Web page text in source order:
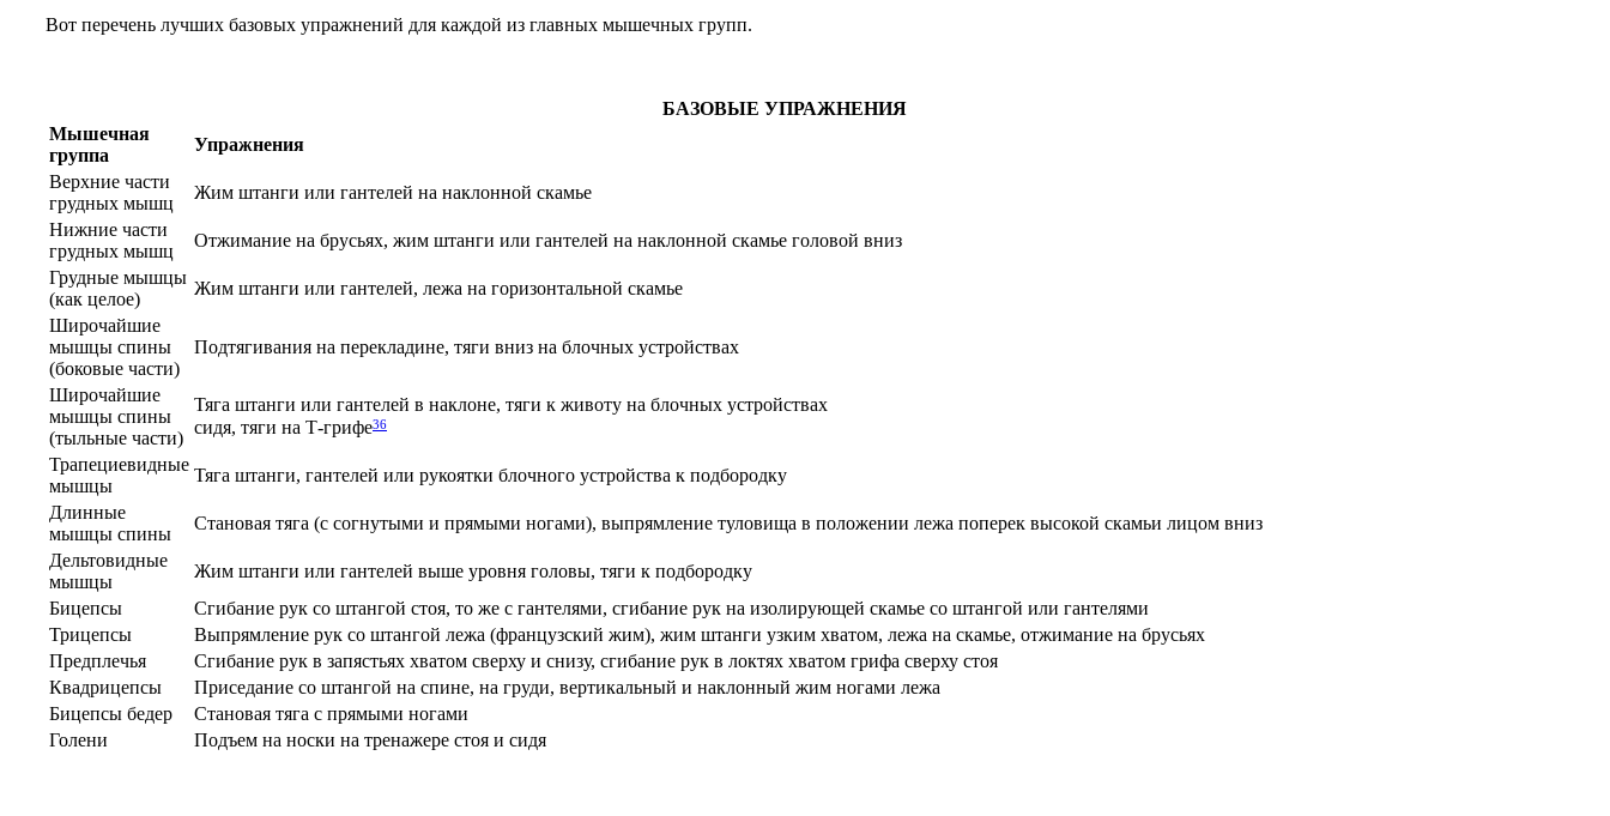
Вот перечень лучших базовых упражнений для каждой из главных мышечных групп.
БАЗОВЫЕ УПРАЖНЕНИЯ
Мышечная
группа
Упражнения
Верхние части
грудных мышц
Жим штанги или гантелей на наклонной скамье
Нижние части
грудных мышц
Отжимание на брусьях, жим штанги или гантелей на наклонной скамье головой вниз
Грудные мышцы
(как целое)
Жим штанги или гантелей, лежа на горизонтальной скамье
Широчайшие
мышцы спины
(боковые части)
Подтягивания на перекладине, тяги вниз на блочных устройствах
Широчайшие
мышцы спины
(тыльные части)
Тяга штанги или гантелей в наклоне, тяги к животу на блочных устройствах
сидя, тяги на Т-грифе36
Трапециевидные
мышцы
Тяга штанги, гантелей или рукоятки блочного устройства к подбородку
Длинные
мышцы спины
Становая тяга (с согнутыми и прямыми ногами), выпрямление туловища в положении лежа поперек высокой скамьи лицом вниз
Дельтовидные
мышцы
Жим штанги или гантелей выше уровня головы, тяги к подбородку
Бицепсы
Сгибание рук со штангой стоя, то же с гантелями, сгибание рук на изолирующей скамье со штангой или гантелями
Трицепсы
Выпрямление рук со штангой лежа (французский жим), жим штанги узким хватом, лежа на скамье, отжимание на брусьях
Предплечья
Сгибание рук в запястьях хватом сверху и снизу, сгибание рук в локтях хватом грифа сверху стоя
Квадрицепсы
Приседание со штангой на спине, на груди, вертикальный и наклонный жим ногами лежа
Бицепсы бедер
Становая тяга с прямыми ногами
Голени
Подъем на носки на тренажере стоя и сидя